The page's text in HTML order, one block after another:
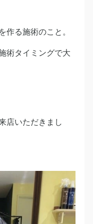
作る施術のこと。
術タイミングで大
店いただきまし